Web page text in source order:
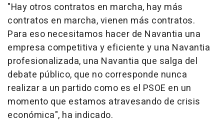
"Hay otros contratos en marcha, hay más
contratos en marcha, vienen más contratos.
Para eso necesitamos hacer de Navantia una
empresa competitiva y eficiente y una Navantia
profesionalizada, una Navantia que salga del
debate público, que no corresponde nunca
realizar a un partido como es el PSOE en un
momento que estamos atravesando de crisis
económica", ha indicado.